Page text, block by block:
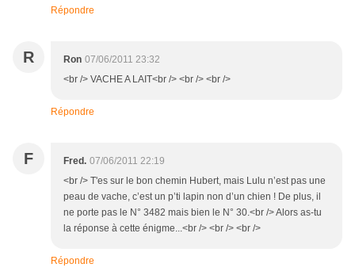
Répondre
R Ron 07/06/2011 23:32
<br /> VACHE A LAIT<br /> <br /> <br />
Répondre
F Fred. 07/06/2011 22:19
<br /> T'es sur le bon chemin Hubert, mais Lulu n’est pas une
peau de vache, c’est un p’ti lapin non d’un chien ! De plus, il
ne porte pas le N° 3482 mais bien le N° 30.<br /> Alors as-tu
la réponse à cette énigme...<br /> <br /> <br />
Répondre